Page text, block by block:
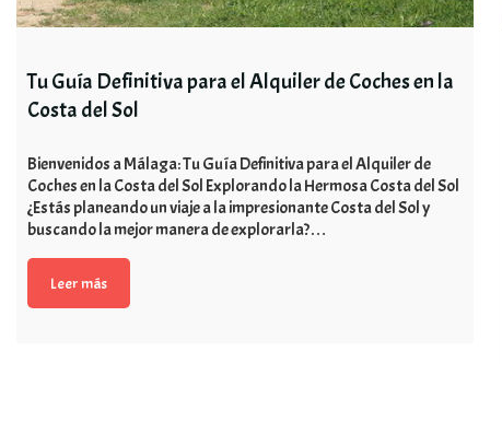
Tu Guía Definitiva para el Alquiler de Coches en la
Costa del Sol
Bienvenidos a Málaga: Tu Guía Definitiva para el Alquiler de
Coches en la Costa del Sol Explorando la Hermosa Costa del Sol
¿Estás planeando un viaje a la impresionante Costa del Sol y
buscando la mejor manera de explorarla?…
Leer más